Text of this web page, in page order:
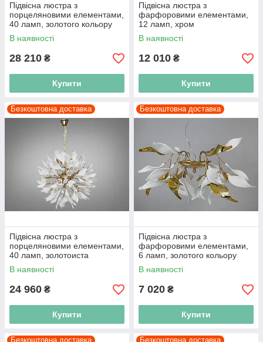
Підвісна люстра з
порцеляновими елементами,
40 ламп, золотого кольору
В наявності
28 210 ₴
Купити
Підвісна люстра з
фарфоровими елементами,
12 ламп, хром
В наявності
12 010 ₴
Купити
Безкоштовна доставка
Підвісна люстра з
порцеляновими елементами,
40 ламп, золотоиста
В наявності
24 960 ₴
Купити
Безкоштовна доставка
Підвісна люстра з
фарфоровими елементами,
6 ламп, золотого кольору
В наявності
7 020 ₴
Купити
Безкоштовна доставка Безкоштовна доставка